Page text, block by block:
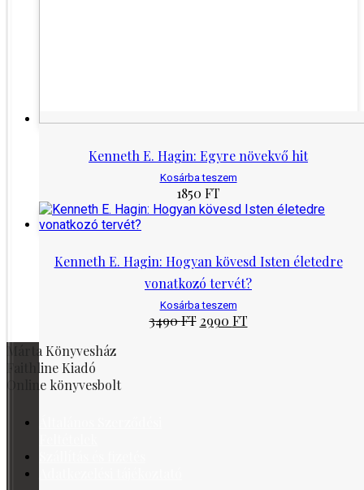
Kenneth E. Hagin: Egyre növekvő hit
Kosárba teszem
1850 FT
Kenneth E. Hagin: Hogyan kövesd Isten életedre
vonatkozó tervét?
Kosárba teszem
3490FT Original
2990 FTCurrent
Márta Könyvesház
Faithline Kiadó
Online könyvesbolt